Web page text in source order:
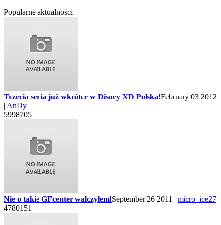
Popularne aktualności
Trzecia seria już wkrótce w Disney XD Polska!February 03 2012
| AnDy
5998705
Nie o takie GFcenter walczyłem!September 26 2011 | micro_ice27
4780151